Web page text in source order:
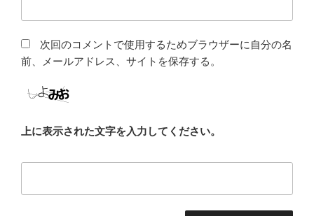
次回のコメントで使用するためブラウザーに自分の名
前、メールアドレス、サイトを保存する。
上に表示された文字を入力してください。